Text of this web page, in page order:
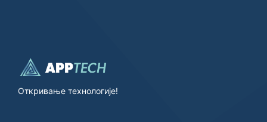
Откривање технологије!